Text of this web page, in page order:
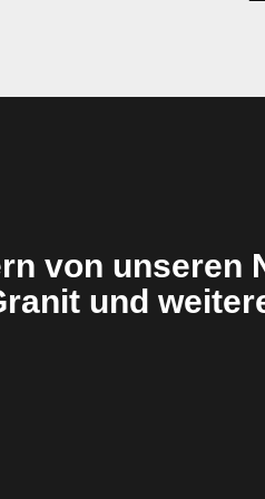
von unseren
und